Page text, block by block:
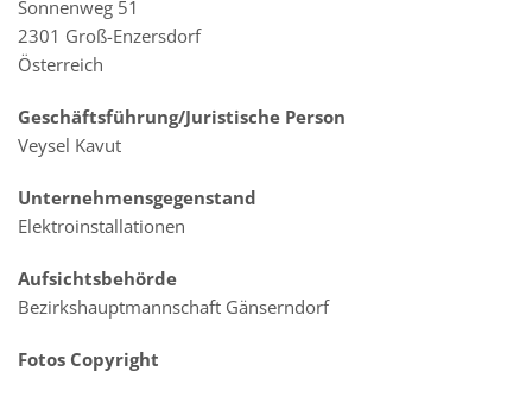
Sonnenweg 51
2301 Groß-Enzersdorf
Österreich
Geschäftsführung/Juristische Person
Veysel Kavut
Unternehmensgegenstand
Elektroinstallationen
Aufsichtsbehörde
Bezirkshauptmannschaft Gänserndorf
Fotos Copyright